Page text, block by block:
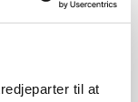
til at
for
hvad